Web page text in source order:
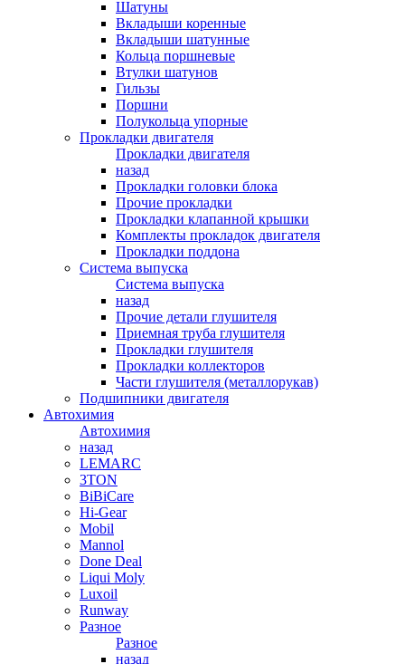
Шатуны
Вкладыши коренные
Вкладыши шатунные
Кольца поршневые
Втулки шатунов
Гильзы
Поршни
Полукольца упорные
Прокладки двигателя
Прокладки двигателя
назад
Прокладки головки блока
Прочие прокладки
Прокладки клапанной крышки
Комплекты прокладок двигателя
Прокладки поддона
Система выпуска
Система выпуска
назад
Прочие детали глушителя
Приемная труба глушителя
Прокладки глушителя
Прокладки коллекторов
Части глушителя (металлорукав)
Подшипники двигателя
Автохимия
Автохимия
назад
LEMARC
3TON
BiBiCare
Hi-Gear
Mobil
Mannol
Done Deal
Liqui Moly
Luxoil
Runway
Разное
Разное
назад